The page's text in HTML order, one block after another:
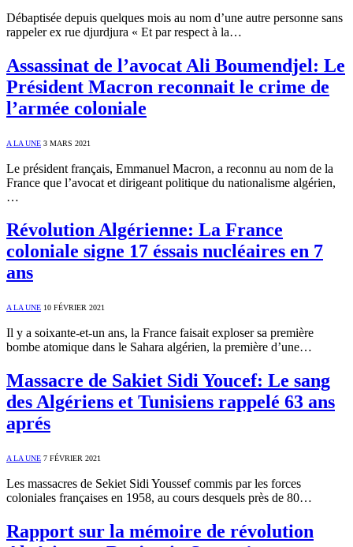
Débaptisée depuis quelques mois au nom d’une autre personne sans
rappeler ex rue djurdjura « Et par respect à la…
Assassinat de l’avocat Ali Boumendjel: Le
Président Macron reconnait le crime de
l’armée coloniale
A LA UNE 3 MARS 2021
Le président français, Emmanuel Macron, a reconnu au nom de la
France que l’avocat et dirigeant politique du nationalisme algérien,
…
Révolution Algérienne: La France
coloniale signe 17 éssais nucléaires en 7
ans
A LA UNE 10 FÉVRIER 2021
Il y a soixante-et-un ans, la France faisait exploser sa première
bombe atomique dans le Sahara algérien, la première d’une…
Massacre de Sakiet Sidi Youcef: Le sang
des Algériens et Tunisiens rappelé 63 ans
aprés
A LA UNE 7 FÉVRIER 2021
Les massacres de Sekiet Sidi Youssef commis par les forces
coloniales françaises en 1958, au cours desquels près de 80…
Rapport sur la mémoire de révolution